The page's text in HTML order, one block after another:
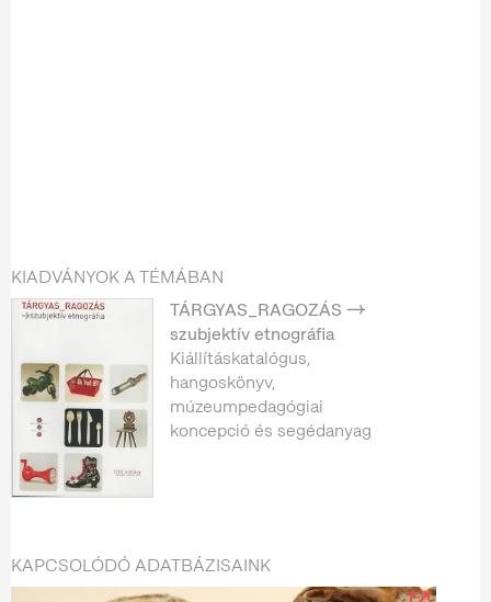
KIADVÁNYOK A TÉMÁBAN
TÁRGYAS_RAGOZÁS →
szubjektív etnográfia
Kiállításkatalógus,
hangoskönyv,
múzeumpedagógiai
koncepció és segédanyag
KAPCSOLÓDÓ ADATBÁZISAINK